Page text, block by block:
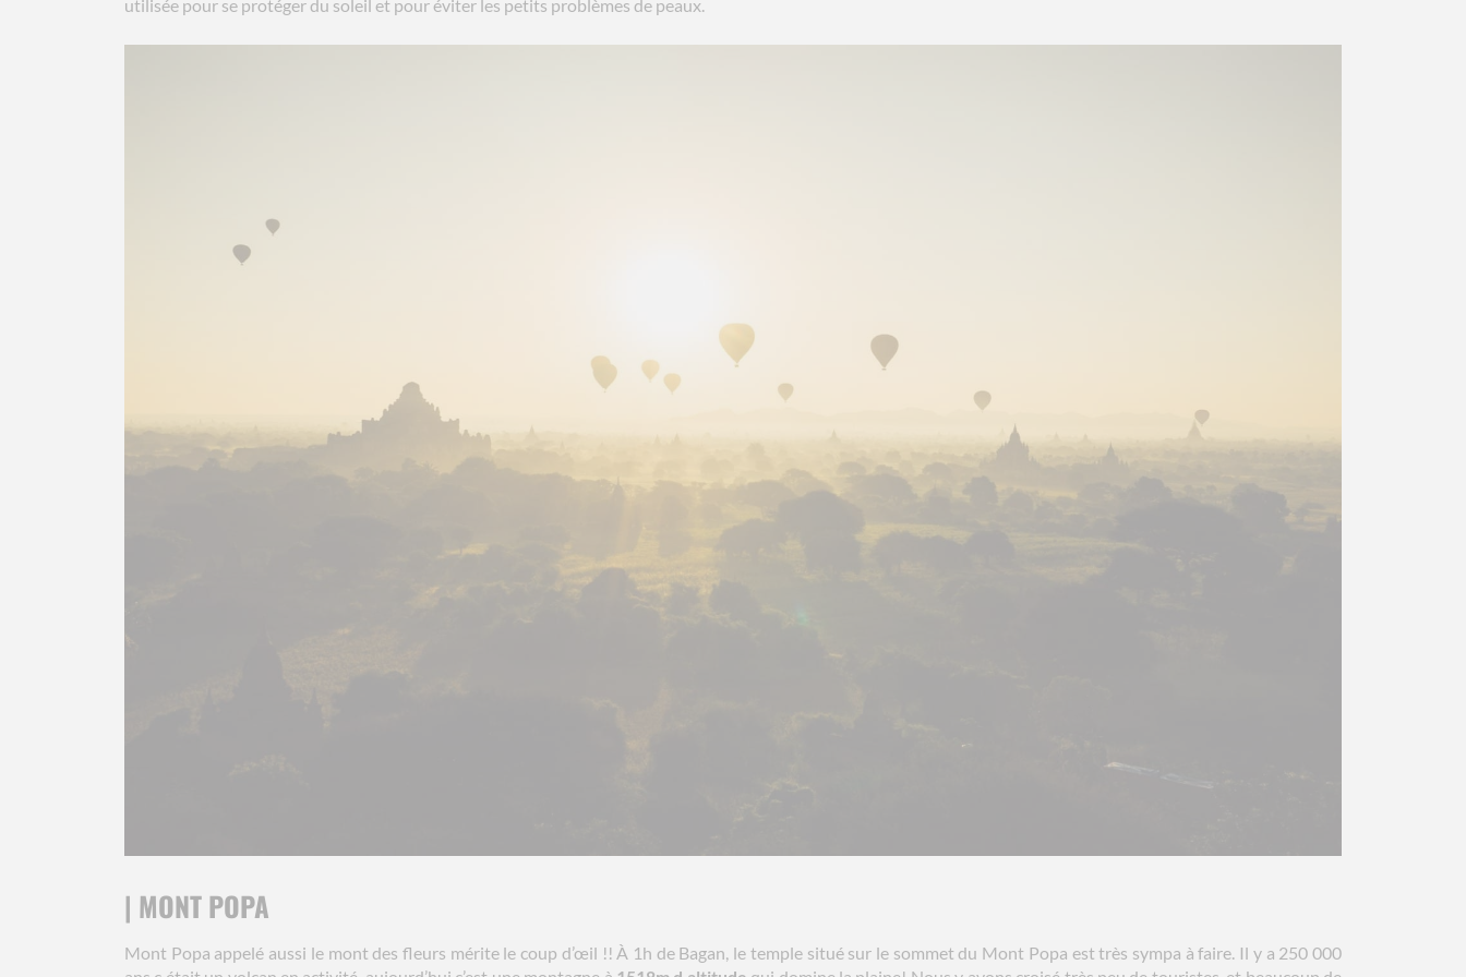
utilisée pour se protéger du soleil et pour éviter les petits problèmes de peaux.
| MONT POPA
Mont Popa appelé aussi le mont des fleurs mérite le coup d’œil !! À 1h de Bagan, le temple situé sur le sommet du Mont Popa est très sympa à faire. Il y a 250 000